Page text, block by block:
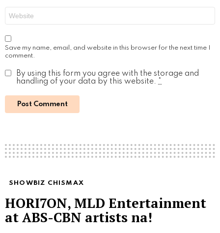
Save my name, email, and website in this browser for the next time I
comment.
By using this form you agree with the storage and
handling of your data by this website. *
SHOWBIZ CHISMAX
HORI7ON, MLD Entertainment
at ABS-CBN artists na!